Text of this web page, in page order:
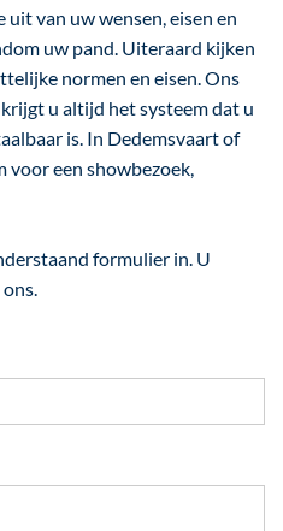
van uw wensen, eisen en
uw pand. Uiteraard kijken
normen en eisen. Ons
u altijd het systeem dat u
is. In Dedemsvaart of
voor een showbezoek,
formulier in. U